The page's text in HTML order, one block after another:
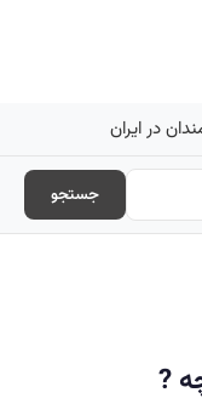
در ایران
جستجو
?